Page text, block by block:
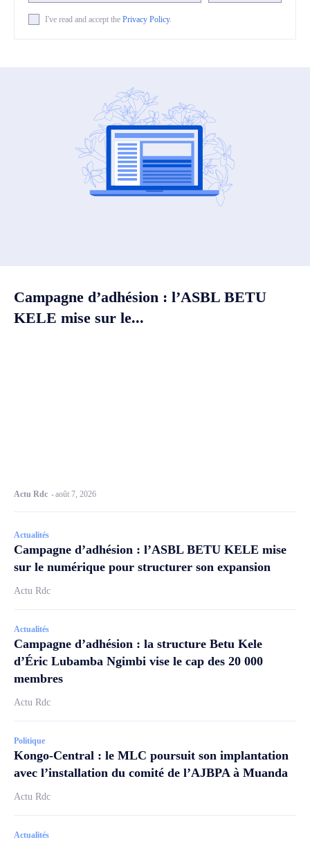
I've read and accept the Privacy Policy.
Campagne d’adhésion : l’ASBL BETU
KELE mise sur le...
Actu Rdc -août 7, 2026
Actualités
Campagne d’adhésion : l’ASBL BETU KELE mise
sur le numérique pour structurer son expansion
Actu Rdc
Actualités
Campagne d’adhésion : la structure Betu Kele
d’Éric Lubamba Ngimbi vise le cap des 20 000
membres
Actu Rdc
Politique
Kongo-Central : le MLC poursuit son implantation
avec l’installation du comité de l’AJBPA à Muanda
Actu Rdc
Actualités